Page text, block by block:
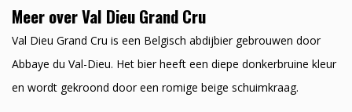
Meer over Val Dieu Grand Cru
Val Dieu Grand Cru is een Belgisch abdijbier gebrouwen door
Abbaye du Val-Dieu. Het bier heeft een diepe donkerbruine kleur
en wordt gekroond door een romige beige schuimkraag.